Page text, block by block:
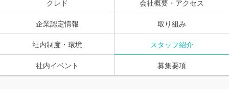
クレド 会社概要・アクセス
企業認定情報 取り組み
社内制度・環境 スタッフ紹介
社内イベント 募集要項